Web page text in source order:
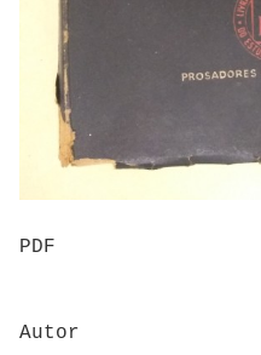
PDF
Autor